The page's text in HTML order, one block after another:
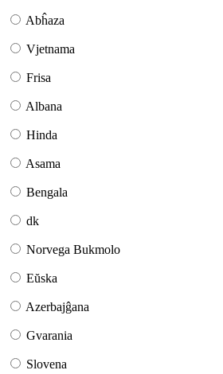
Abĥaza
Vjetnama
Frisa
Albana
Hinda
Asama
Bengala
dk
Norvega Bukmolo
Eŭska
Azerbajĝana
Gvarania
Slovena